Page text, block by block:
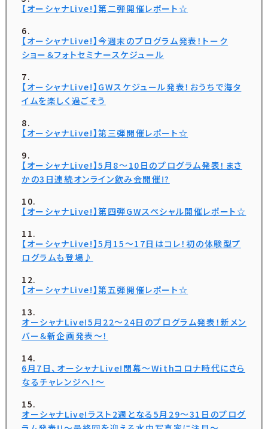
【オーシャナLive!】第二弾開催レポート☆
【オーシャナLive!】今週末のプログラム発表！トーク
ショー＆フォトセミナースケジュール
【オーシャナLive!】GWスケジュール発表！おうちで海タ
イムを楽しく過ごそう
【オーシャナLive!】第三弾開催レポート☆
【オーシャナLive!】5月8〜10日のプログラム発表！まさ
かの3日連続オンライン飲み会開催!?
【オーシャナLive!】第四弾GWスペシャル開催レポート☆
【オーシャナLive!】5月15〜17日はコレ！初の体験型プ
ログラムも登場♪
【オーシャナLive!】第五弾開催レポート☆
オーシャナLive!5月22〜24日のプログラム発表！新メン
バー＆新企画発表〜！
6月7日、オーシャナLive!閉幕〜Withコロナ時代にさら
なるチャレンジへ！〜
オーシャナLive!ラスト2週となる5月29〜31日のプログ